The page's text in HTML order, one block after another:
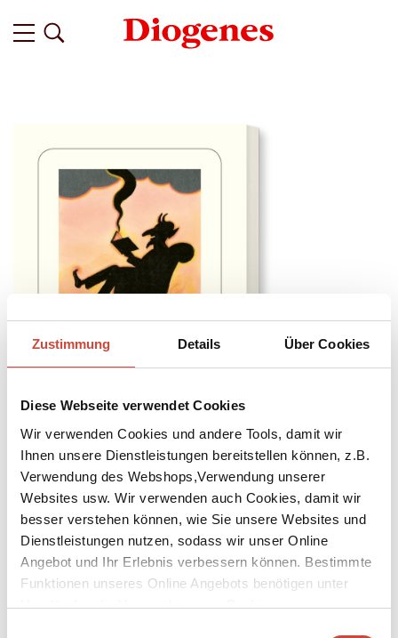
Zustimmung Details Über Cookies
Diese Webseite verwendet Cookies
Wir verwenden Cookies und andere Tools, damit wir
Ihnen unsere Dienstleistungen bereitstellen können, z.B.
Verwendung des Webshops,Verwendung unserer
Websites usw. Wir verwenden auch Cookies, damit wir
besser verstehen können, wie Sie unsere Websites und
Dienstleistungen nutzen, sodass wir unser Online
Angebot und Ihr Erlebnis verbessern können. Bestimmte
Funktionen unseres Online Angebots benötigen unter
Umständen die Verwendung von Cookies von
Download Bilddatei ↘
Kaufen
Die Hölle ist das Paradies des Teufels